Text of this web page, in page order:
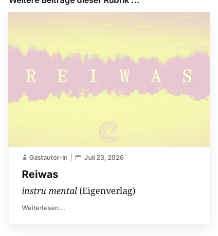
Reiwas
Gastautor-in Juli 23, 2026
instru mental(Eigenverlag)
Weiterlesen...